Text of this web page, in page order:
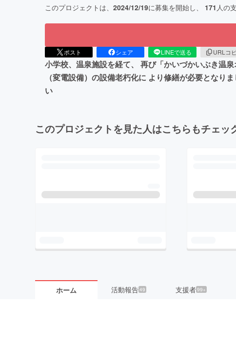
このプロジェクトは、 2024/12/19に募集を開始し、 171 人の
ポスト シェア LINEで送る URLコ
小学校、温泉施設を経て、 再び「かいづかいぶき温
（変電設備）の設備老朽化に より修繕が必要となり
い
このプロジェクトを見た人はこちらもチェッ
ホーム 活動報告49 支援者99+